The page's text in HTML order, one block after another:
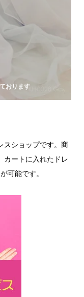
おります
スショップです。商
カートに入れたドレ
可能です。